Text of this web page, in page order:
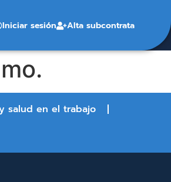
Iniciar sesión Alta subcontrata
salud en el trabajo